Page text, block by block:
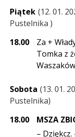
Piątek 12. 01.
Pustelnika
18.00
Za +
Tomka z
Sobota 13. 01.
Pustelnika
18.00
MSZA
–